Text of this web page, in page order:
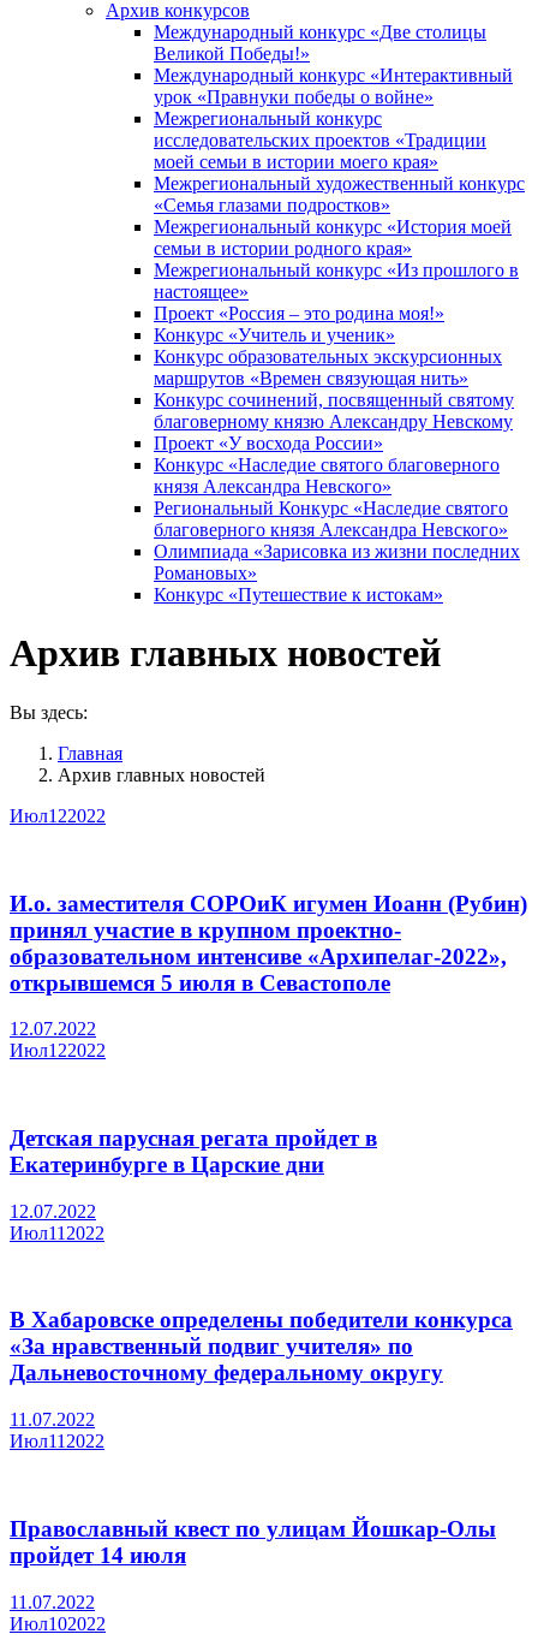
Архив конкурсов
Международный конкурс «Две столицы
Великой Победы!»
Международный конкурс «Интерактивный
урок «Правнуки победы о войне»
Межрегиональный конкурс
исследовательских проектов «Традиции
моей семьи в истории моего края»
Межрегиональный художественный конкурс
«Семья глазами подростков»
Межрегиональный конкурс «История моей
семьи в истории родного края»
Межрегиональный конкурс «Из прошлого в
настоящее»
Проект «Россия – это родина моя!»
Конкурс «Учитель и ученик»
Конкурс образовательных экскурсионных
маршрутов «Времен связующая нить»
Конкурс сочинений, посвященный святому
благоверному князю Александру Невскому
Проект «У восхода России»
Конкурс «Наследие святого благоверного
князя Александра Невского»
Региональный Конкурс «Наследие святого
благоверного князя Александра Невского»
Олимпиада «Зарисовка из жизни последних
Романовых»
Конкурс «Путешествие к истокам»
Архив главных новостей
Вы здесь:
Главная
Архив главных новостей
Июл122022
И.о. заместителя СОРОиК игумен Иоанн (Рубин)
принял участие в крупном проектно-
образовательном интенсиве «Архипелаг-2022»,
открывшемся 5 июля в Севастополе
12.07.2022
Июл122022
Детская парусная регата пройдет в
Екатеринбурге в Царские дни
12.07.2022
Июл11 2022
В Хабаровске определены победители конкурса
«За нравственный подвиг учителя» по
Дальневосточному федеральному округу
11.07.2022
Июл11 2022
Православный квест по улицам Йошкар-Олы
пройдет 14 июля
11.07.2022
Июл102022